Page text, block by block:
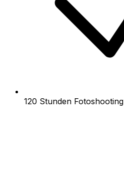
120 Stunden Fotoshooting